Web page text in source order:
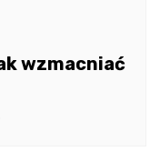
wzmacniać